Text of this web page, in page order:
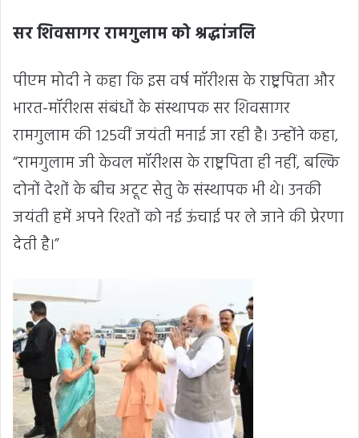
सर शिवसागर रामगुलाम को श्रद्धांजलि
पीएम मोदी ने कहा कि इस वर्ष मॉरीशस के राष्ट्रपिता और
भारत-मॉरीशस संबंधों के संस्थापक सर शिवसागर
रामगुलाम की 125वीं जयंती मनाई जा रही है। उन्होंने कहा,
“रामगुलाम जी केवल मॉरीशस के राष्ट्रपिता ही नहीं, बल्कि
दोनों देशों के बीच अटूट सेतु के संस्थापक भी थे। उनकी
जयंती हमें अपने रिश्तों को नई ऊंचाई पर ले जाने की प्रेरणा
देती है।”